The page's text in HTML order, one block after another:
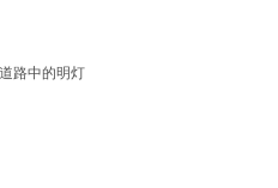
路中的明灯